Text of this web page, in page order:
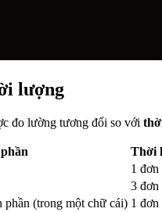
lượng
đo lường tương đối so với
Thời
1 đơn
3 đơn
phần (trong một chữ cái) 1 đơn